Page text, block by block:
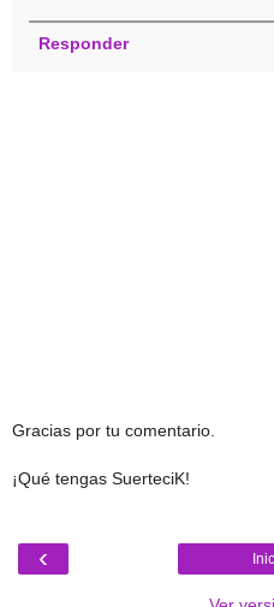
Responder
Gracias por tu comentario.
¡Qué tengas SuerteciK!
‹